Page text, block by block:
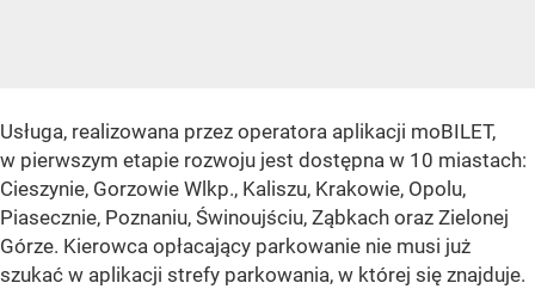
Usługa, realizowana przez operatora aplikacji moBILET,
w pierwszym etapie rozwoju jest dostępna w 10 miastach:
Cieszynie, Gorzowie Wlkp., Kaliszu, Krakowie, Opolu,
Piasecznie, Poznaniu, Świnoujściu, Ząbkach oraz Zielonej
Górze. Kierowca opłacający parkowanie nie musi już
szukać w aplikacji strefy parkowania, w której się znajduje.